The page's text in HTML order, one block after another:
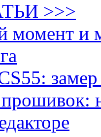
>>>
момент и
прошивок: